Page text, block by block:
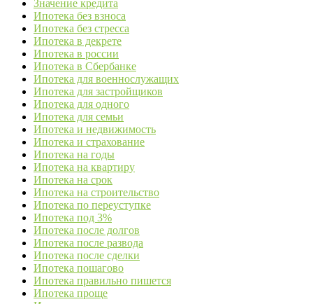
Значение кредита
Ипотека без взноса
Ипотека без стресса
Ипотека в декрете
Ипотека в россии
Ипотека в Сбербанке
Ипотека для военнослужащих
Ипотека для застройщиков
Ипотека для одного
Ипотека для семьи
Ипотека и недвижимость
Ипотека и страхование
Ипотека на годы
Ипотека на квартиру
Ипотека на срок
Ипотека на строительство
Ипотека по переуступке
Ипотека под 3%
Ипотека после долгов
Ипотека после развода
Ипотека после сделки
Ипотека пошагово
Ипотека правильно пишется
Ипотека проще